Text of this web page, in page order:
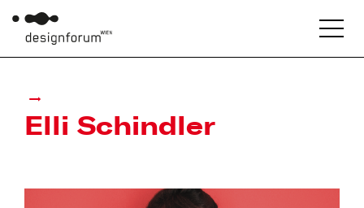
Elli Schindler